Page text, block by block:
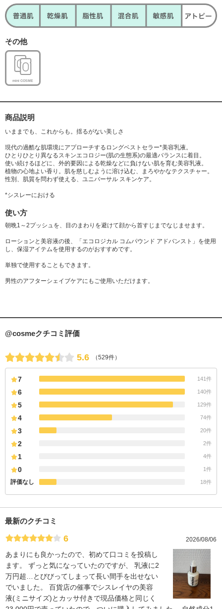
その他
mini COSME
商品説明
いままでも、これからも。揺るがない美しさ
現代の過酷な肌環境にアプローチするロングベストセラー*美容乳液。
ひとりひとり異なるスキンエコロジー(肌の生態系)の最適バランスに着目。
使い続けるほどに、外的要因による乾燥などに負けない肌を育む美容乳液。
植物の心地よい香り。肌を慈しむように溶け込む、まろやかなテクスチャー。
性別、肌質を問わず使える、ユニバーサル スキンケア。
*シスレーにおける
使い方
朝晩1～2プッシュを、目のまわりを避けて顔から首すじまでなじませます。
ローションと美容液の後、「エコロジカル コムパウンド アドバンスト」を使用
し、保湿アイテムを使用するのがおすすめです。
単独で使用することもできます。
男性のアフターシェイブケアにもご使用いただけます。
@cosmeクチコミ評価
5.6 （529件）
7 141件
6 140件
5 129件
4 74件
3 20件
2 2件
1 4件
0 1件
評価なし 18件
最新のクチコミ
6 2026/08/06
あまりにも良かったので、初めて口コミを投稿し
ます。 ずっと気になっていたのですが、 乳液に2
万円超…とびびってしまって長い間手を出せない
でいました。 百貨店の催事でシスレイヤの美容
液(ミニサイズ)とカッサ付きで現品価格と同じく